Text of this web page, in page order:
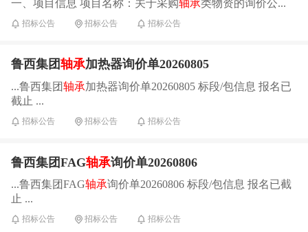
一、项目信息 项目名称：关于采购轴承类物资的询价公...
招标公告 招标公告 招标公告
鲁西集团轴承加热器询价单20260805
...鲁西集团轴承加热器询价单20260805 标段/包信息 报名已
截止 ...
招标公告 招标公告 招标公告
鲁西集团FAG轴承询价单20260806
...鲁西集团FAG轴承询价单20260806 标段/包信息 报名已截
止 ...
招标公告 招标公告 招标公告